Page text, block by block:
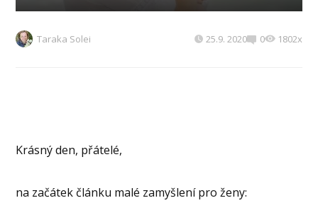
Taraka Solei 25.9. 2020 0 1802x
Krásný den, přátelé,
na začátek článku malé zamyšlení pro ženy: